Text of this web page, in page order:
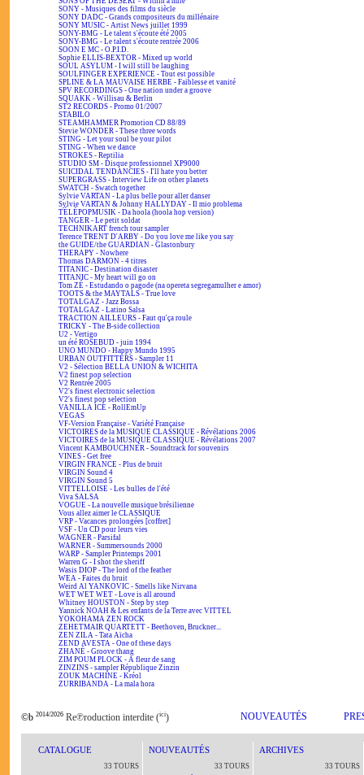
SONY - Musiques des films du siècle
SONY DADC - Grands compositeurs du millénaire
SONY MUSIC - Artist News juillet 1999
SONY-BMG - Le talent s'écoute été 2005
SONY-BMG - Le talent s'écoute rentrée 2006
SOON E MC - O.P.I.D.
Sophie ELLIS-BEXTOR - Mixed up world
SOUL ASYLUM - I will still be laughing
SOULFINGER EXPERIENCE - Tout est possible
SPLINE & LA MAUVAISE HERBE - Faiblesse et vanité
SPV RECORDINGS - One nation under a groove
SQUAKK - Willisau & Berlin
ST2 RECORDS - Promo 01/2007
STABILO
STEAMHAMMER Promotion CD 88/89
Stevie WONDER - These three words
STING - Let your soul be your pilot
STING - When we dance
STROKES - Reptilia
STUDIO SM - Disque professionnel XP9000
SUICIDAL TENDANCIES - I'll hate you better
SUPERGRASS - Interview Life on other planets
SWATCH - Swatch together
Sylvie VARTAN - La plus belle pour aller danser
Sylvie VARTAN & Johnny HALLYDAY - Il mio problema
TÉLÉPOPMUSIK - Da hoola (hoola hop version)
TANGER - Le petit soldat
TECHNIKART french tour sampler
Terence TRENT D'ARBY - Do you love me like you say
the GUIDE/the GUARDIAN - Glastonbury
THERAPY - Nowhere
Thomas DARMON - 4 titres
TITANIC - Destination disaster
TITANIC - My heart will go on
Tom ZÉ - Estudando o pagode (na opereta segregamulher e amor)
TOOTS & the MAYTALS - True love
TOTALGAZ - Jazz Bossa
TOTALGAZ - Latino Salsa
TRACTION AILLEURS - Faut qu'ça roule
TRICKY - The B-side collection
U2 - Vertigo
un été ROSEBUD - juin 1994
UNO MUNDO - Happy Mundo 1995
URBAN OUTFITTERS - Sampler 11
V2 - Sélection BELLA UNION & WICHITA
V2 finest pop selection
V2 Rentrée 2005
V2's finest electronic selection
V2's finest pop selection
VANILLA ICE - RollEmUp
VEGAS
VF-Version Française - Variété Française
VICTOIRES de la MUSIQUE CLASSIQUE - Révélations 2006
VICTOIRES de la MUSIQUE CLASSIQUE - Révélations 2007
Vincent KAMBOUCHNER - Soundtrack for souvenirs
VINES - Get free
VIRGIN FRANCE - Plus de bruit
VIRGIN Sound 4
VIRGIN Sound 5
VITTELLOISE - Les bulles de l'été
Viva SALSA
VOGUE - La nouvelle musique brésilienne
Vous allez aimer le CLASSIQUE
VRP - Vacances prolongées [coffret]
VSF - Un CD pour leurs vies
WAGNER - Parsifal
WARNER - Summersounds 2000
WARP - Sampler Printemps 2001
Warren G - I shot the sheriff
Wasis DIOP - The lord of the feather
WEA - Faites du bruit
Weird Al YANKOVIC - Smells like Nirvana
WET WET WET - Love is all around
Whitney HOUSTON - Step by step
Yannick NOAH & Les enfants de la Terre avec VITTEL
YOKOHAMA ZEN ROCK
ZEHETMAIR QUARTETT - Beethoven, Bruckner...
ZEN ZILA - Tata Aïcha
ZEND AVESTA - One of these days
ZHANÉ - Groove thang
ZIM POUM PLOCK - A fleur de sang
ZINZINS - sampler République Zinzin
ZOUK MACHINE - Kréol
ZURRIBANDA - La mala hora
©b 2014/2026 Re℗roduction interdite (ici) NOUVEAUTÉS
CATALOGUE
33 TOURS
NOUVEAUTÉS
33 TOURS
ARCHIVES
33 TOURS